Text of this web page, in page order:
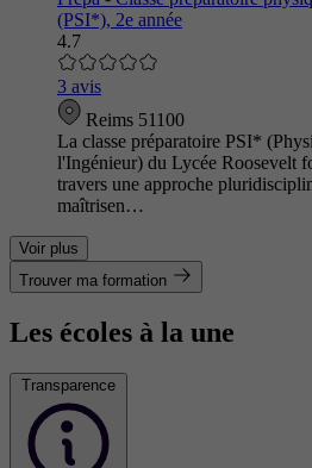
(PSI*), 2e année
4.7
3 avis
Reims 51100
La classe préparatoire PSI*
l'Ingénieur) du Lycée Roosevelt
travers une approche
maîtrisen…
Voir plus
Trouver ma formation
Les écoles à la une
Transparence